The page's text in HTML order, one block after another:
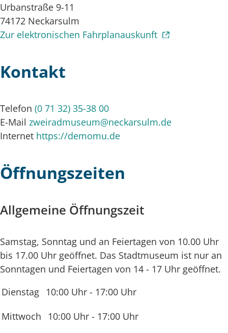
Urbanstraße 9-11
74172 Neckarsulm
Zur elektronischen Fahrplanauskunft
Kontakt
Telefon (0 71 32) 35-38 00
E-Mail zweiradmuseum@neckarsulm.de
Internet https://demomu.de
Öffnungszeiten
Allgemeine Öffnungszeit
Samstag, Sonntag und an Feiertagen von 10.00 Uhr
bis 17.00 Uhr geöffnet. Das Stadtmuseum ist nur an
Sonntagen und Feiertagen von 14 - 17 Uhr geöffnet.
Dienstag
10:00 Uhr - 17:00 Uhr
Mittwoch
10:00 Uhr - 17:00 Uhr